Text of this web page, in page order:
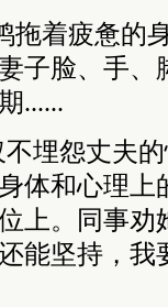
拖着疲惫的
子脸、手、
......
埋怨丈夫
体和心理上
上。同事劝
能坚持，我